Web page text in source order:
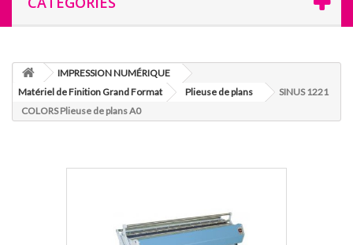
IMPRESSION NUMÉRIQUE
Matériel de Finition Grand Format
Plieuse de plans
SINUS 1221
COLORS Plieuse de plans A0